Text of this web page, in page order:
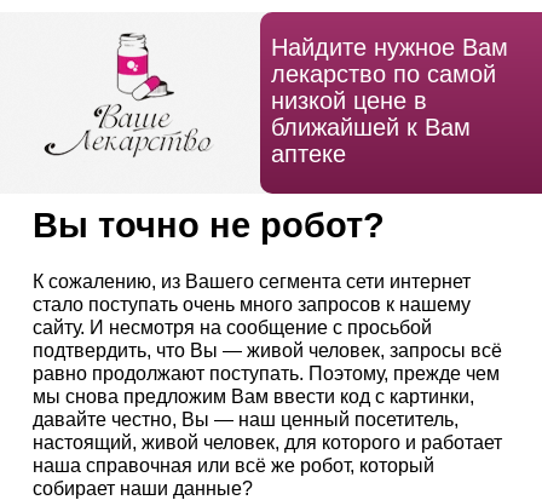
Найдите нужное Вам
лекарство по самой
низкой цене в
ближайшей к Вам
аптеке
Вы точно не робот?
К сожалению, из Вашего сегмента сети интернет
стало поступать очень много запросов к нашему
сайту. И несмотря на сообщение с просьбой
подтвердить, что Вы — живой человек, запросы всё
равно продолжают поступать. Поэтому, прежде чем
мы снова предложим Вам ввести код с картинки,
давайте честно, Вы — наш ценный посетитель,
настоящий, живой человек, для которого и работает
наша справочная или всё же робот, который
собирает наши данные?